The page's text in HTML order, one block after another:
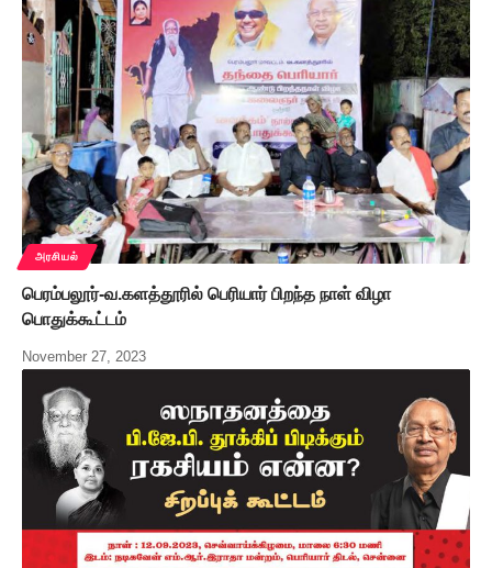
அரசியல்
பெரம்பலூர்-வ.களத்தூரில் பெரியார் பிறந்த நாள் விழா
பொதுக்கூட்டம்
November 27, 2023